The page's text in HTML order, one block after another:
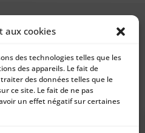
aux cookies
des technologies telles que les
des appareils. Le fait de
des données telles que le
ce site. Le fait de ne pas
un effet négatif sur certaines
ELECTRODE